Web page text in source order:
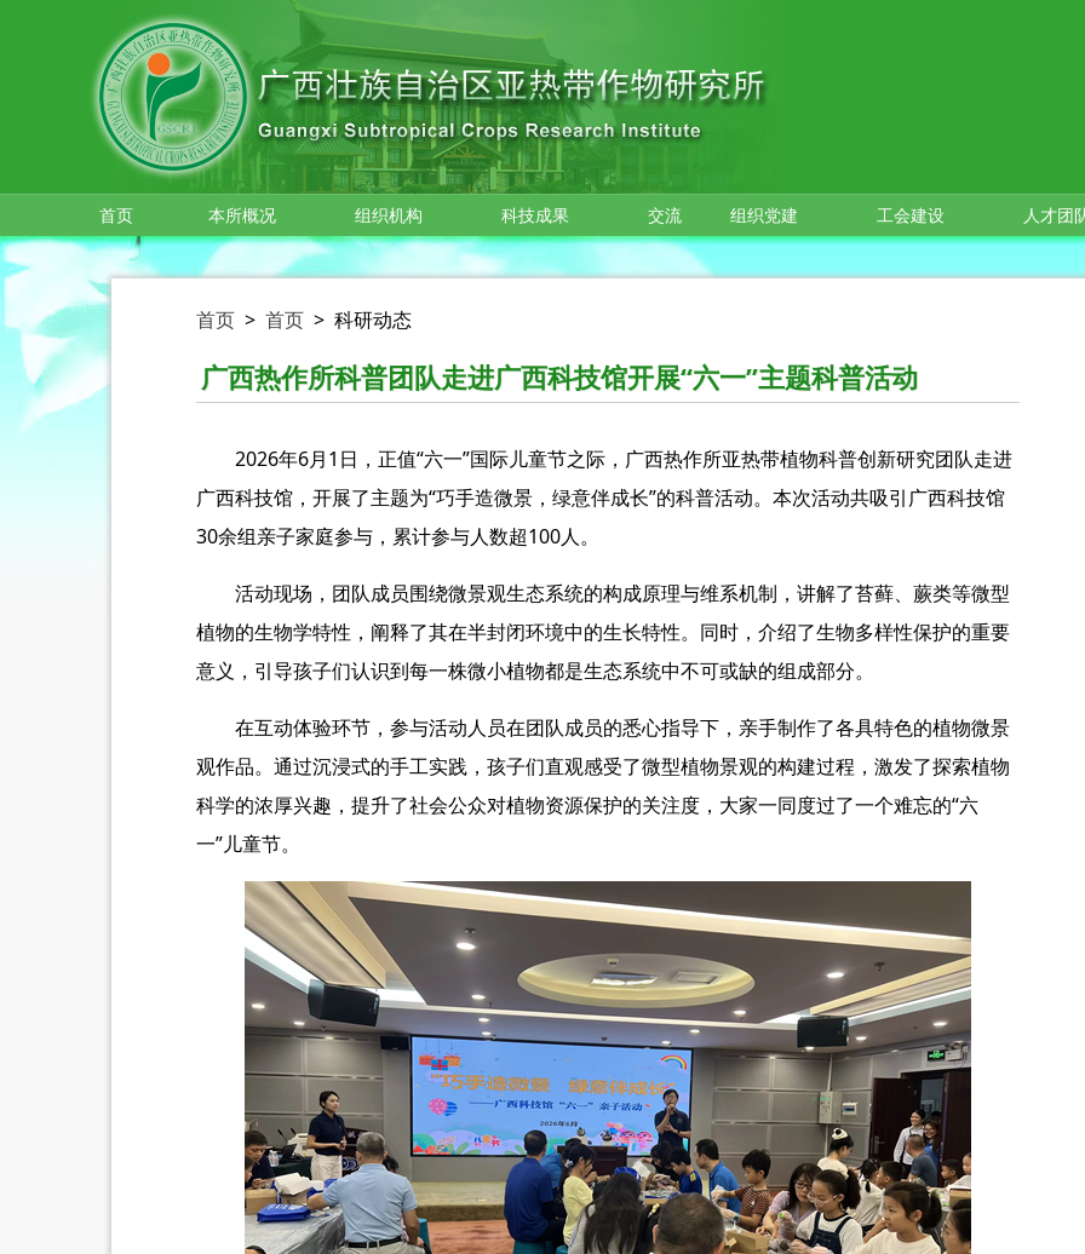
首页 本所概况 组织机构 科技成果 交流 组织党建 工会建设 人才团
首页 > 首页 > 科研动态
广西热作所科普团队走进广西科技馆开展“六一”主题科普活动
2026年6月1日，正值“六一”国际儿童节之际，广西热作所亚热带植物科普创新研究团队走进
广西科技馆，开展了主题为“巧手造微景，绿意伴成长”的科普活动。本次活动共吸引广西科技馆
30余组亲子家庭参与，累计参与人数超100人。
活动现场，团队成员围绕微景观生态系统的构成原理与维系机制，讲解了苔藓、蕨类等微型
植物的生物学特性，阐释了其在半封闭环境中的生长特性。同时，介绍了生物多样性保护的重要
意义，引导孩子们认识到每一株微小植物都是生态系统中不可或缺的组成部分。
在互动体验环节，参与活动人员在团队成员的悉心指导下，亲手制作了各具特色的植物微景
观作品。通过沉浸式的手工实践，孩子们直观感受了微型植物景观的构建过程，激发了探索植物
科学的浓厚兴趣，提升了社会公众对植物资源保护的关注度，大家一同度过了一个难忘的“六
一”儿童节。